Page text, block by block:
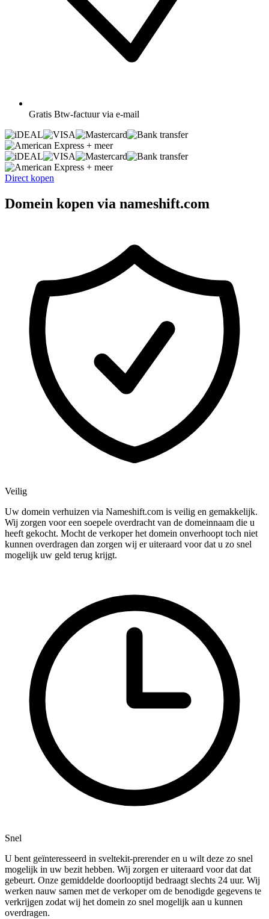
Gratis Btw-factuur via e-mail
+ meer
+ meer
Direct kopen
Domein kopen via nameshift.com
Veilig
Uw domein verhuizen via Nameshift.com is veilig en gemakkelijk.
Wij zorgen voor een soepele overdracht van de domeinnaam die u
heeft gekocht. Mocht de verkoper het domein onverhoopt toch niet
kunnen overdragen dan zorgen wij er uiteraard voor dat u zo snel
mogelijk uw geld terug krijgt.
Snel
U bent geïnteresseerd in sveltekit-prerender en u wilt deze zo snel
mogelijk in uw bezit hebben. Wij zorgen er uiteraard voor dat dat
gebeurt. Onze gemiddelde doorlooptijd bedraagt slechts 24 uur. Wij
werken nauw samen met de verkoper om de benodigde gegevens te
verkrijgen zodat wij het domein zo snel mogelijk aan u kunnen
overdragen.